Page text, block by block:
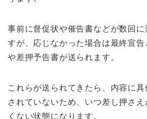
事前に督促状や催告書などが数回に
すが、応じなかった場合は最終宣
や差押予告書が送られます。
これらが送られてきたら、内容に
されていないため、いつ差し押さ
くない状態になります。